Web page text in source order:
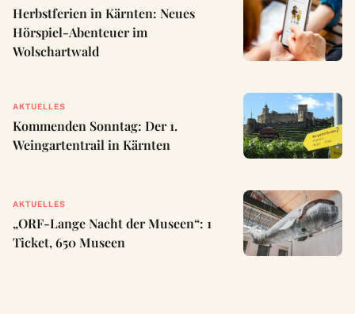
Herbstferien in Kärnten: Neues
Hörspiel-Abenteuer im
Wolschartwald
AKTUELLES
Kommenden Sonntag: Der 1.
Weingartentrail in Kärnten
AKTUELLES
„ORF-Lange Nacht der Museen“: 1
Ticket, 650 Museen